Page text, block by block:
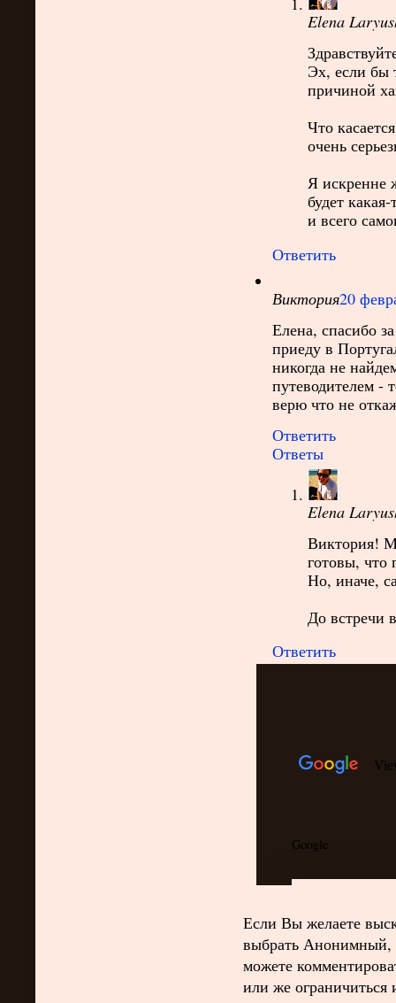
Elena
Эх, если бы
причиной
Что
очень
Я искренне
будет
и всего
Ответить
Виктория20
Елена, спасибо
приеду в
никогда не
путеводителем -
верю что не
Ответить
Ответы
Elena
Виктория!
готовы, что
Но, иначе,
До встречи
Ответить
Если Вы желаете
выбрать Анонимный,
можете
или же